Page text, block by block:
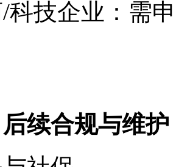
企业：需申
合规与维护